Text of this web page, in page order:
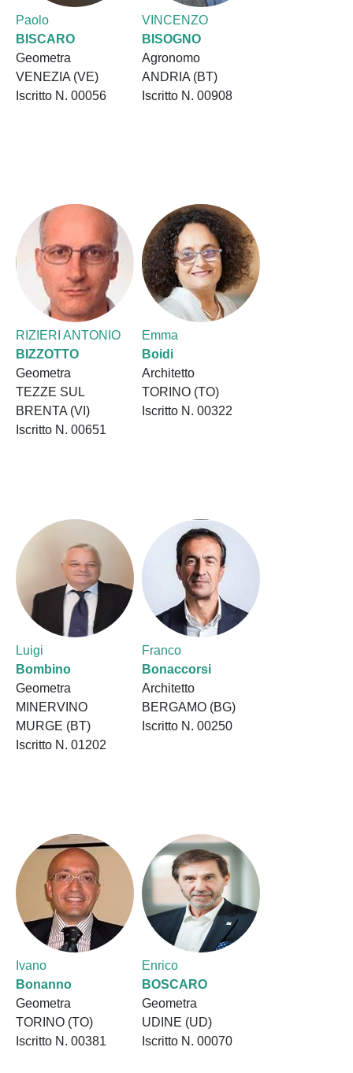
Paolo
BISCARO
Geometra
VENEZIA (VE)
Iscritto N. 00056
VINCENZO
BISOGNO
Agronomo
ANDRIA (BT)
Iscritto N. 00908
RIZIERI ANTONIO
BIZZOTTO
Geometra
TEZZE SUL
BRENTA (VI)
Iscritto N. 00651
Emma
Boidi
Architetto
TORINO (TO)
Iscritto N. 00322
Luigi
Bombino
Geometra
MINERVINO
MURGE (BT)
Iscritto N. 01202
Franco
Bonaccorsi
Architetto
BERGAMO (BG)
Iscritto N. 00250
Ivano
Bonanno
Geometra
TORINO (TO)
Iscritto N. 00381
Enrico
BOSCARO
Geometra
UDINE (UD)
Iscritto N. 00070